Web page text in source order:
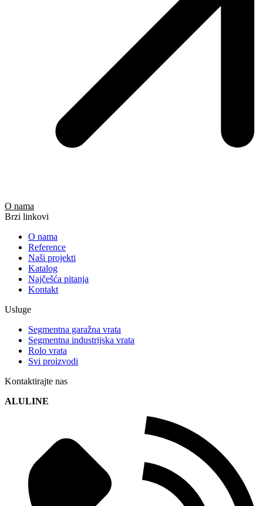
O nama
Brzi linkovi
O nama
Reference
Naši projekti
Katalog
Najčešća pitanja
Kontakt
Usluge
Segmentna garažna vrata
Segmentna industrijska vrata
Rolo vrata
Svi proizvodi
Kontaktirajte nas
ALULINE